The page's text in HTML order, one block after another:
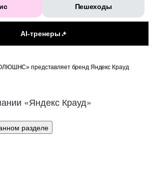
Пешеходы
AI-тренеры
представляет бренд Яндекс Крауд
«Яндекс Крауд»
разделе